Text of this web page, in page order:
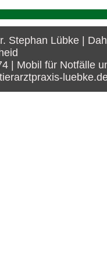
Stephan Lübke |
| Mobil für Notfälle